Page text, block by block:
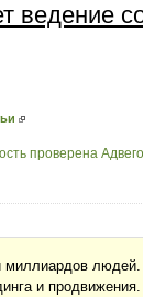
ведение
проверена Адвего
и